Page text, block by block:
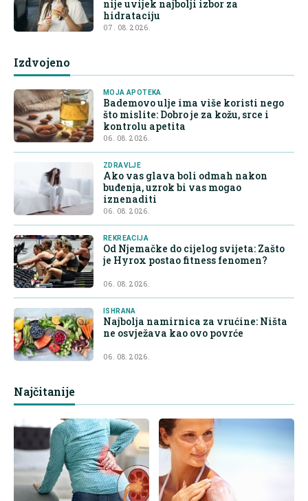
nije uvijek najbolji izbor za
hidrataciju
07. 08. 2026.
Izdvojeno
MOJA APOTEKA
Bademovo ulje ima više koristi nego
što mislite: Dobro je za kožu, srce i
kontrolu apetita
06. 08. 2026.
ZDRAVLJE
Ako vas glava boli odmah nakon
buđenja, uzrok bi vas mogao
iznenaditi
06. 08. 2026.
REKREACIJA
Od Njemačke do cijelog svijeta: Zašto
je Hyrox postao fitness fenomen?
06. 08. 2026.
ISHRANA
Najbolja namirnica za vrućine: Ništa
ne osvježava kao ovo povrće
06. 08. 2026.
Najčitanije